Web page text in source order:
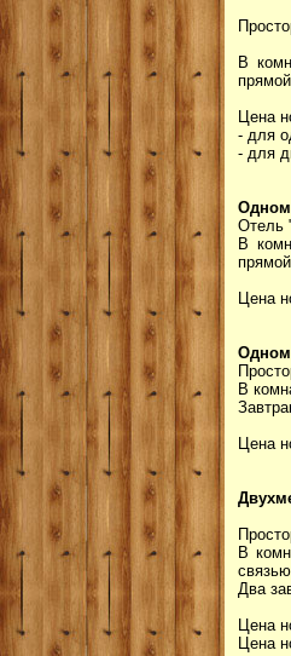
В
Цена
- для
- для
Отель
В
Цена
В
Цена
В
Два
Цена
Цена